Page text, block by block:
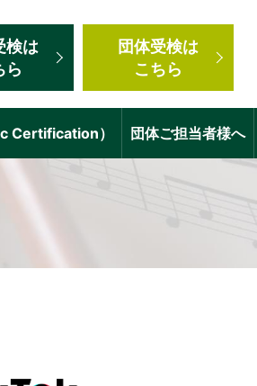
検は
ら
団体受検は
こちら
Certification） 団体ご担当者様へ